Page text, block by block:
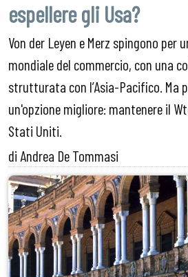
espellere gli Usa?
Von der Leyen e Merz spingono per
mondiale del commercio, con una
strutturata con l’Asia-Pacifico. Ma
un'opzione migliore: mantenere il
Stati Uniti.
di Andrea De Tommasi